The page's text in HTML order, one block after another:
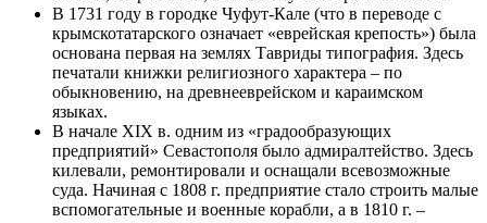
В 1731 году в городке Чуфут-Кале (что в переводе с
крымскотатарского означает «еврейская крепость») была
основана первая на землях Тавриды типография. Здесь
печатали книжки религиозного характера – по
обыкновению, на древнееврейском и караимском
языках.
В начале XIX в. одним из «градообразующих
предприятий» Севастополя было адмиралтейство. Здесь
килевали, ремонтировали и оснащали всевозможные
суда. Начиная с 1808 г. предприятие стало строить малые
вспомогательные и военные корабли, а в 1810 г. –